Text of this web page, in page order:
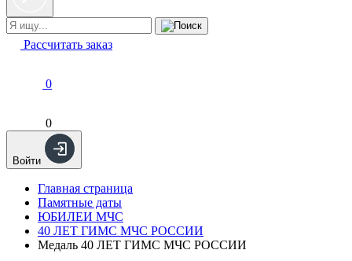
Рассчитать заказ
0
0
Войти
Главная страница
Памятные даты
ЮБИЛЕИ МЧС
40 ЛЕТ ГИМС МЧС РОССИИ
Медаль 40 ЛЕТ ГИМС МЧС РОССИИ